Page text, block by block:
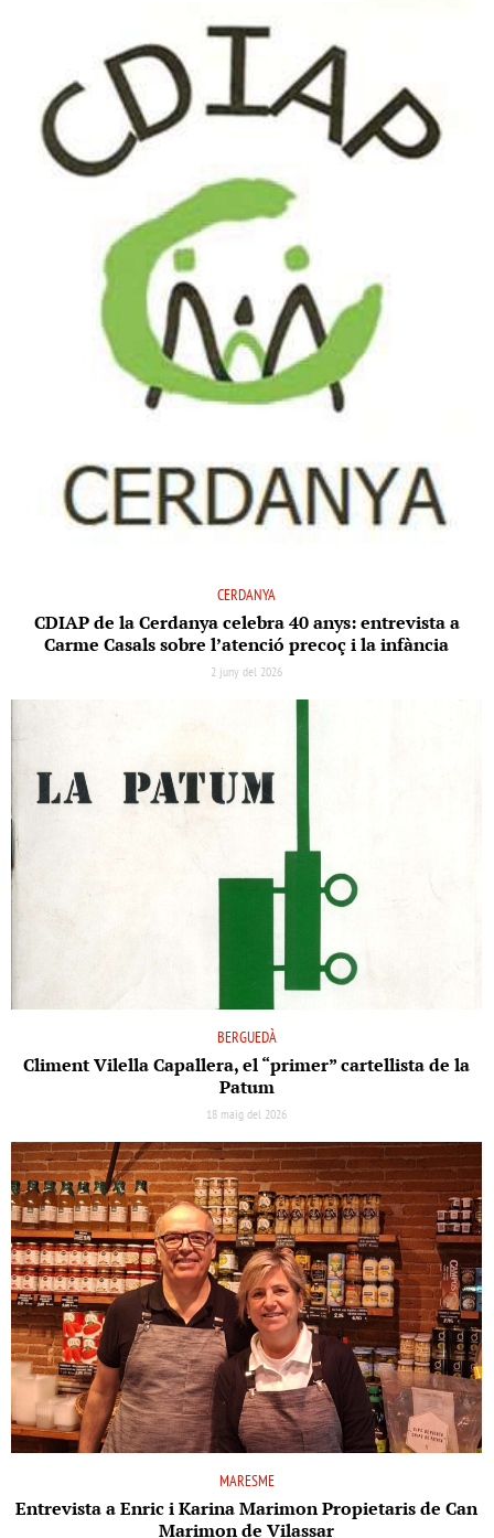
CERDANYA
CDIAP de la Cerdanya celebra 40 anys: entrevista a
Carme Casals sobre l’atenció precoç i la infància
2 juny del 2026
BERGUEDÀ
Climent Vilella Capallera, el “primer” cartellista de la
Patum
18 maig del 2026
MARESME
Entrevista a Enric i Karina Marimon Propietaris de Can
Marimon de Vilassar